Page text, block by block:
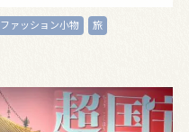
ファッション小物 旅